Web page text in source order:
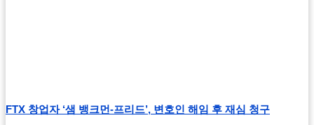
FTX 창업자 ‘샘 뱅크먼-프리드’, 변호인 해임 후 재심 청구